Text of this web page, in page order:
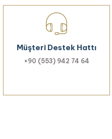
Müşteri Destek Hattı
+90 (553) 942 74 64